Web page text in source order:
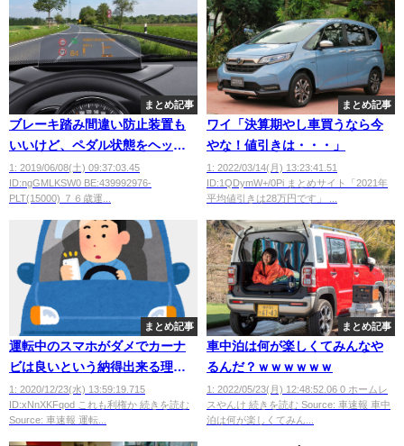
まとめ記事
ブレーキ踏み間違い防止装置も
いいけど、ペダル状態をヘッド
アップディスプレイ表示した
ら？
1: 2019/06/08(土) 09:37:03.45
ID:ngGMLKSW0 BE:439992976-
PLT(15000) ７６歳運...
まとめ記事
ワイ「決算期やし車買うなら今
やな！値引きは・・・」
1: 2022/03/14(月) 13:23:41.51
ID:1QDymW+/0Pi まとめサイト「2021年
平均値引きは28万円です」 ...
まとめ記事
運転中のスマホがダメでカーナ
ビは良いという納得出来る理由
を教えてくれ
1: 2020/12/23(水) 13:59:19.715
ID:xNnXKFqod これも利権か 続きを読む
Source: 車速報 運転...
まとめ記事
車中泊は何が楽しくてみんなや
るんだ？ｗｗｗｗｗｗ
1: 2022/05/23(月) 12:48:52.06 0 ホームレ
スやんけ 続きを読む Source: 車速報 車中
泊は何が楽しくてみん...